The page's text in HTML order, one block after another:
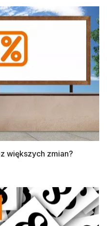
większych zmian?